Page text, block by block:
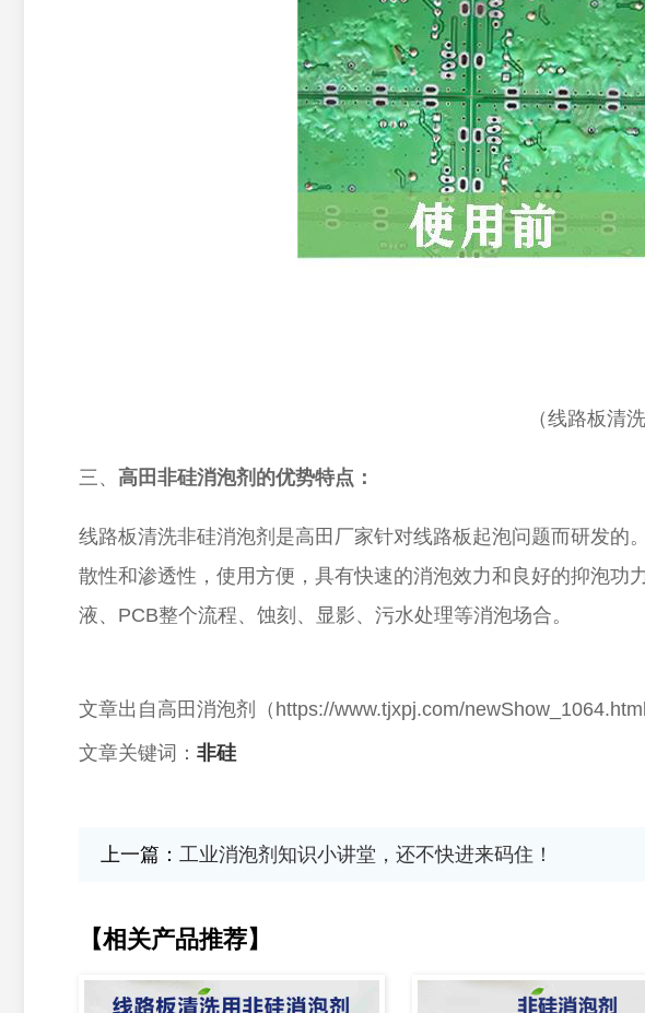
（线路板清
三、 高田非硅消泡剂的优势特点：
线路板清洗非硅消泡剂是高田厂家针对线路板起泡问题而研发
散性和渗透性，使用方便，具有快速的消泡效力和良好的抑泡
液、 PCB整个流程、蚀刻、显影、污水处理等消泡场合。
文章出自高田消泡剂（ https://www.tjxpj.com/
文章关键词： 非硅
上一篇： 工业消泡剂知识小讲堂，还不快进来码住！
【相关产品推荐】